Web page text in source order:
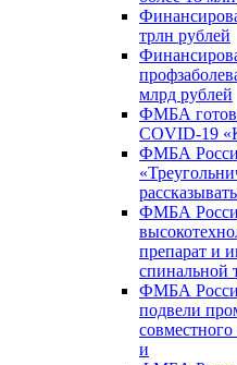
трлн рублей
млрд рублей
ФМБА
COVID-19
ФМБА
ФМБА
препарат и
спинальной
ФМБА
подвели
и